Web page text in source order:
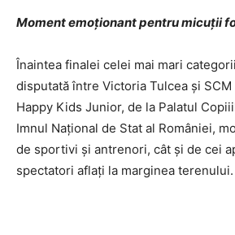
Moment emoționant pentru micuții
Înaintea finalei celei mai mari
disputată între Victoria Tulcea și
Happy Kids Junior, de la Palatul
Imnul Național de Stat al României,
de sportivi și antrenori, cât și de cei
spectatori aflați la marginea terenului.